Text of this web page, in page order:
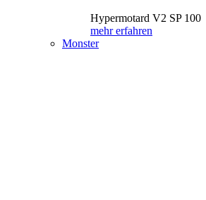
Hypermotard V2 SP 100
mehr erfahren
Monster